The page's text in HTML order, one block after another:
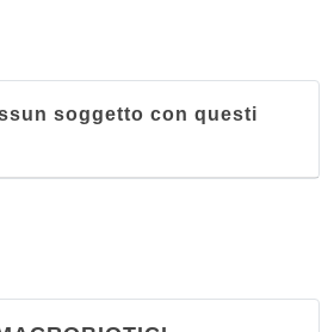
soggetto con questi